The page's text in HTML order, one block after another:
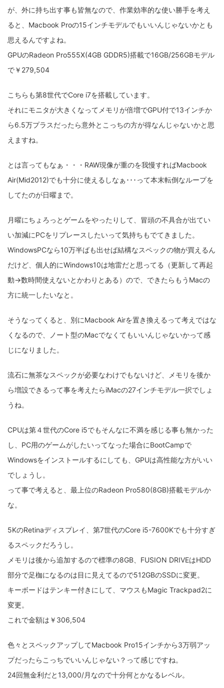
が、外に持ち出す事も皆無なので、作業効率的な使い勝手を考え
ると、Macbook Proの15インチモデルでもいいんじゃないかとも
思えるんですよね。
GPUのRadeon Pro555X(4GB GDDR5)搭載で16GB/256GBモデル
で￥279,504
こちらも第8世代でCore i7を搭載しています。
それにモニタが大きくなってメモリが倍増でGPU付で13インチか
ら6.5万プラスだったら意外とこっちの方が得なんじゃないかと思
えますね。
とは言ってもなぁ・・・RAW現像が重のを我慢すればMacbook
Air(Mid2012)でも十分に使えるしなぁ･･･って本末転倒なループを
してたのが日曜まで。
月曜にちょろっとゲームをやったりして、冒頭の不具合が出てい
い加減にPCをリプレースしたいって気持ちもでてきました。
WindowsPCなら10万半ばも出せば結構なスペックの物が買えるん
だけど、個人的にWindows10は地雷だと思ってる（更新して再起
動→数時間使えないとかわりとある）ので、できたらもうMacの
方に統一したいなと。
そうなってくると、別にMacbook Airを置き換えるって考えではな
くなるので、ノート型のMacでなくてもいいんじゃないかって感
じになりました。
流石に無茶なスペックが必要なわけでもないけど、メモリを後か
ら増設できるって事を考えたらiMacの27インチモデル一択でしょ
うね。
CPUは第４世代のCore i5でもそんなに不満を感じる事も無かった
し、PC用のゲームがしたいってなった場合にBootCampで
Windowsをインストールするにしても、GPUは高性能な方がいい
でしょうし。
って事で考えると、最上位のRadeon Pro580(8GB)搭載モデルか
な。
5KのRetinaディスプレイ、第7世代のCore i5-7600Kでも十分すぎ
るスペックだろうし。
メモリは後から追加するので標準の8GB、FUSION DRIVEはHDD
部分で足枷になるのは目に見えてるので512GBのSSDに変更。
キーボードはテンキー付きにして、マウスもMagic Trackpad2に
変更。
これで金額は￥306,504
色々とスペックアップしてMacbook Pro15インチから3万弱アッ
プだったらこっちでいいんじゃない？って感じですね。
24回無金利だと13,000/月なので十分何とかなるレベル。